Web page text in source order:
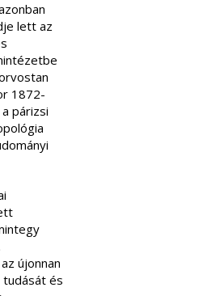
lett az
1872-
párizsi
újonnan
és